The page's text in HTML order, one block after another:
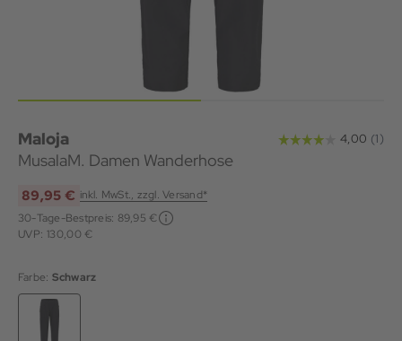
Maloja
MusalaM. Damen Wanderhose
89,95 € inkl. MwSt., zzgl. Versand*
30-Tage-Bestpreis: 89,95 €
UVP: 130,00 €
Farbe: Schwarz